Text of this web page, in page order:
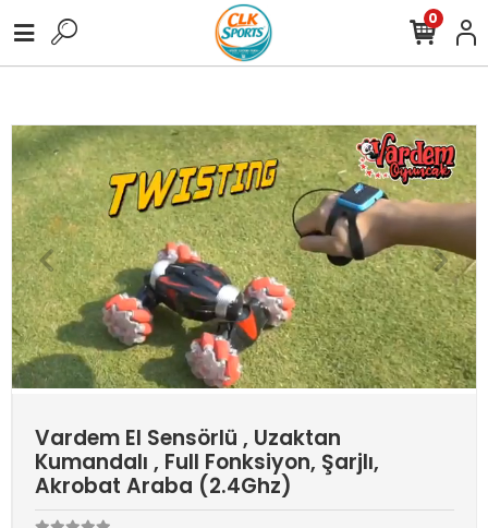
TL Üzeri Tüm Alışverişlerinize Ücretsiz Kargo ! 3.000,00 TL
0
Vardem El Sensörlü , Uzaktan
Kumandalı , Full Fonksiyon, Şarjlı,
Akrobat Araba (2.4Ghz)